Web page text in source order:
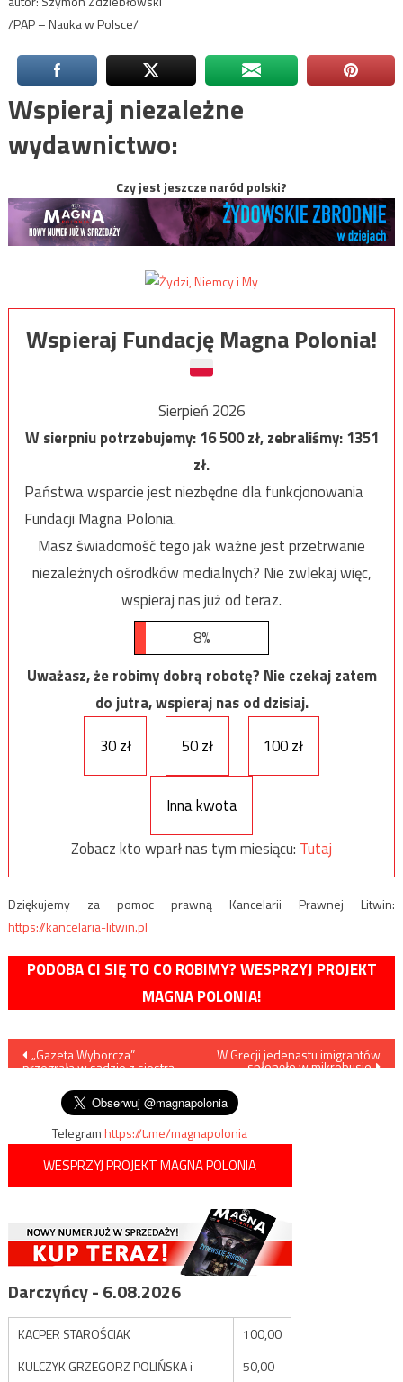
/PAP – Nauka w Polsce/
Wspieraj niezależne
wydawnictwo:
Czy jest jeszcze naród polski?
Wspieraj Fundację Magna Polonia!
Sierpień 2026
W sierpniu potrzebujemy:16 500zł, zebraliśmy:1351
zł.
Państwa wsparcie jest niezbędne dla funkcjonowania
Fundacji Magna Polonia.
Masz świadomość tego jak ważne jest przetrwanie
niezależnych ośrodków medialnych? Nie zwlekaj więc,
wspieraj nas już od teraz.
8%
Uważasz, że robimy dobrą robotę? Nie czekaj zatem
do jutra, wspieraj nas od dzisiaj.
30 zł
50 zł 100 zł
Inna kwota
Zobacz kto wparł nas tym miesiącu: Tutaj
Dziękujemy za pomoc prawną Kancelarii Prawnej Litwin:
https://kancelaria-litwin.pl
PODOBA CI SIĘ TO CO ROBIMY? WESPRZYJ PROJEKT
MAGNA POLONIA!
Nawigacja
wpisu
„Gazeta Wyborcza”
przegrała w sądzie z siostrą
W Grecji jedenastu imigrantów
spłonęło w mikrobusie
Telegramhttps://t.me/magnapolonia
WESPRZYJ PROJEKT MAGNA POLONIA
Darczyńcy - 6.08.2026
KACPER STAROŚCIAK
100,00
KULCZYK GRZEGORZ POLIŃSKA i
50,00